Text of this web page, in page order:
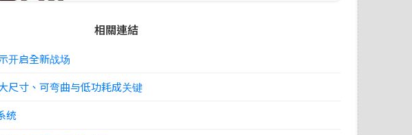
相關連結
开启全新战场
尺寸、可弯曲与低功耗成关键
统